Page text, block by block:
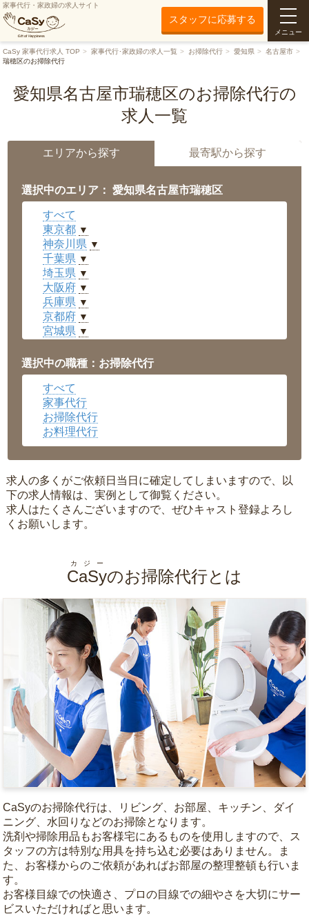
家事代行・家政婦の求人サイト
スタッフに応募する
メニュー
CaSy 家事代行求人 TOP 家事代行･家政婦の求人一覧 お掃除代行 愛知県
名古屋市
瑞穂区のお掃除代行
愛知県名古屋市瑞穂区のお掃除代行の
求人一覧
エリアから探す 最寄駅から探す
選択中のエリア： 愛知県名古屋市瑞穂区
すべて
東京都 ▼
神奈川県 ▼
千葉県 ▼
埼玉県 ▼
大阪府 ▼
兵庫県 ▼
京都府 ▼
宮城県 ▼
福井県 ▼
岡山県 ▼
広島県
沖縄県 ▼
選択中の職種：お掃除代行
すべて
家事代行
お掃除代行
お料理代行
求人の多くがご依頼日当日に確定してしまいますので、以
下の求人情報は、実例として御覧ください。
求人はたくさんございますので、ぜひキャスト登録よろし
くお願いします。
CaSy
カジー
のお掃除代行とは
CaSyのお掃除代行は、リビング、お部屋、キッチン、ダイ
ニング、水回りなどのお掃除となります。
洗剤や掃除用品もお客様宅にあるものを使用しますので、ス
タッフの方は特別な用具を持ち込む必要はありません。ま
た、お客様からのご依頼があればお部屋の整理整頓も行いま
す。
お客様目線での快適さ、プロの目線での細やさを大切にサー
ビスいただければと思います。